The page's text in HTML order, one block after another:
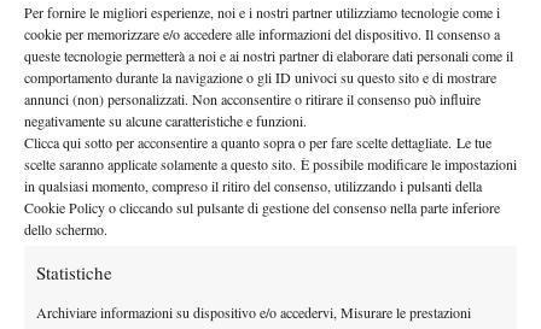
Per fornire le migliori esperienze, noi e i nostri partner utilizziamo tecnologie come i
cookie per memorizzare e/o accedere alle informazioni del dispositivo. Il consenso a
queste tecnologie permetterà a noi e ai nostri partner di elaborare dati personali come il
comportamento durante la navigazione o gli ID univoci su questo sito e di mostrare
annunci (non) personalizzati. Non acconsentire o ritirare il consenso può influire
negativamente su alcune caratteristiche e funzioni.
Clicca qui sotto per acconsentire a quanto sopra o per fare scelte dettagliate. Le tue
scelte saranno applicate solamente a questo sito. È possibile modificare le impostazioni
in qualsiasi momento, compreso il ritiro del consenso, utilizzando i pulsanti della
Cookie Policy o cliccando sul pulsante di gestione del consenso nella parte inferiore
dello schermo.
Statistiche
Archiviare informazioni su dispositivo e/o accedervi, Misurare le prestazioni